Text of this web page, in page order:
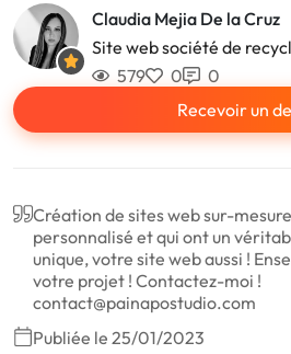
Claudia Mejia De la Cruz
Site web société de
579
0
0
Recevoir un
Création de sites web sur-
personnalisé et qui ont un
unique, votre site web aussi !
votre projet ! Contactez-moi !
contact@painapostudio.com
Publiée le 25/01/2023